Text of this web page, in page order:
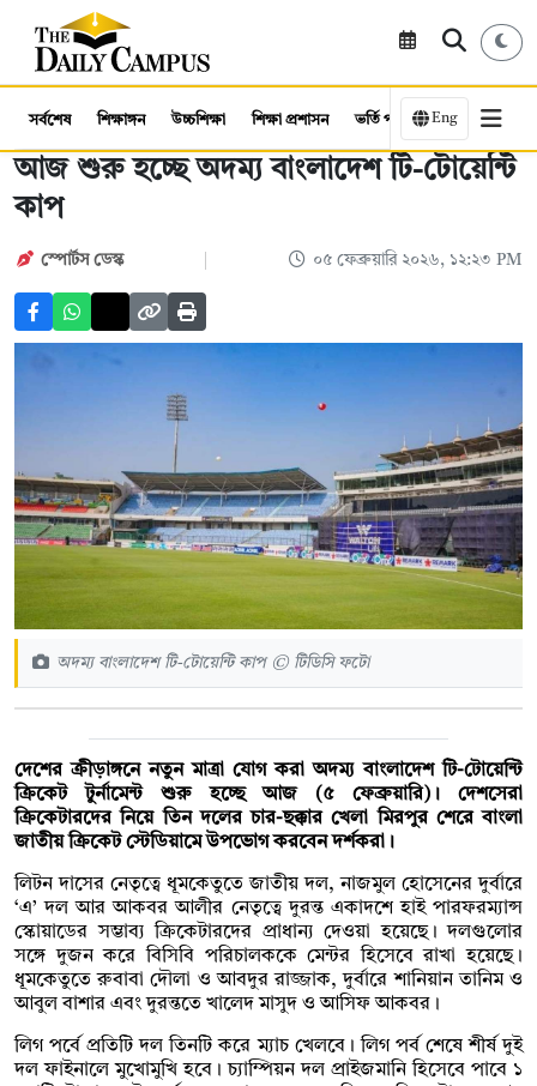
সর্বশেষ শিক্ষাঙ্গন উচ্চশিক্ষা শিক্ষা প্রশাসন ভর্তি পরীক্ষা কর্মসংস্থান
Eng
আজ শুরু হচ্ছে অদম্য বাংলাদেশ টি-টোয়েন্টি
কাপ
স্পোর্টস ডেস্ক ০৫ ফেব্রুয়ারি ২০২৬, ১২:২৩ PM
অদম্য বাংলাদেশ টি-টোয়েন্টি কাপ © টিডিসি ফটো
দেশের ক্রীড়াঙ্গনে নতুন মাত্রা যোগ করা অদম্য বাংলাদেশ টি-টোয়েন্টি
ক্রিকেট টুর্নামেন্ট শুরু হচ্ছে আজ (৫ ফেব্রুয়ারি)। দেশসেরা
ক্রিকেটারদের নিয়ে তিন দলের চার-ছক্কার খেলা মিরপুর শেরে বাংলা
জাতীয় ক্রিকেট স্টেডিয়ামে উপভোগ করবেন দর্শকরা।
লিটন দাসের নেতৃত্বে ধূমকেতুতে জাতীয় দল, নাজমুল হোসেনের দুর্বারে
‘এ’ দল আর আকবর আলীর নেতৃত্বে দুরন্ত একাদশে হাই পারফরম্যান্স
স্কোয়াডের সম্ভাব্য ক্রিকেটারদের প্রাধান্য দেওয়া হয়েছে। দলগুলোর
সঙ্গে দুজন করে বিসিবি পরিচালককে মেন্টর হিসেবে রাখা হয়েছে।
ধূমকেতুতে রুবাবা দৌলা ও আবদুর রাজ্জাক, দুর্বারে শানিয়ান তানিম ও
আবুল বাশার এবং দুরন্ততে খালেদ মাসুদ ও আসিফ আকবর।
লিগ পর্বে প্রতিটি দল তিনটি করে ম্যাচ খেলবে। লিগ পর্ব শেষে শীর্ষ দুই
দল ফাইনালে মুখোমুখি হবে। চ্যাম্পিয়ন দল প্রাইজমানি হিসেবে পাবে ১